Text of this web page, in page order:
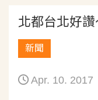
北都台北好
新聞
Apr. 10. 2017